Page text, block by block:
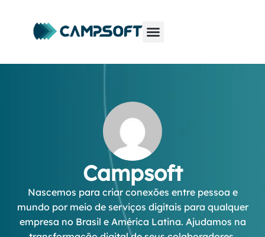
Campsoft
Nascemos para criar conexões entre pessoa e
mundo por meio de serviços digitais para qualquer
empresa no Brasil e América Latina. Ajudamos na